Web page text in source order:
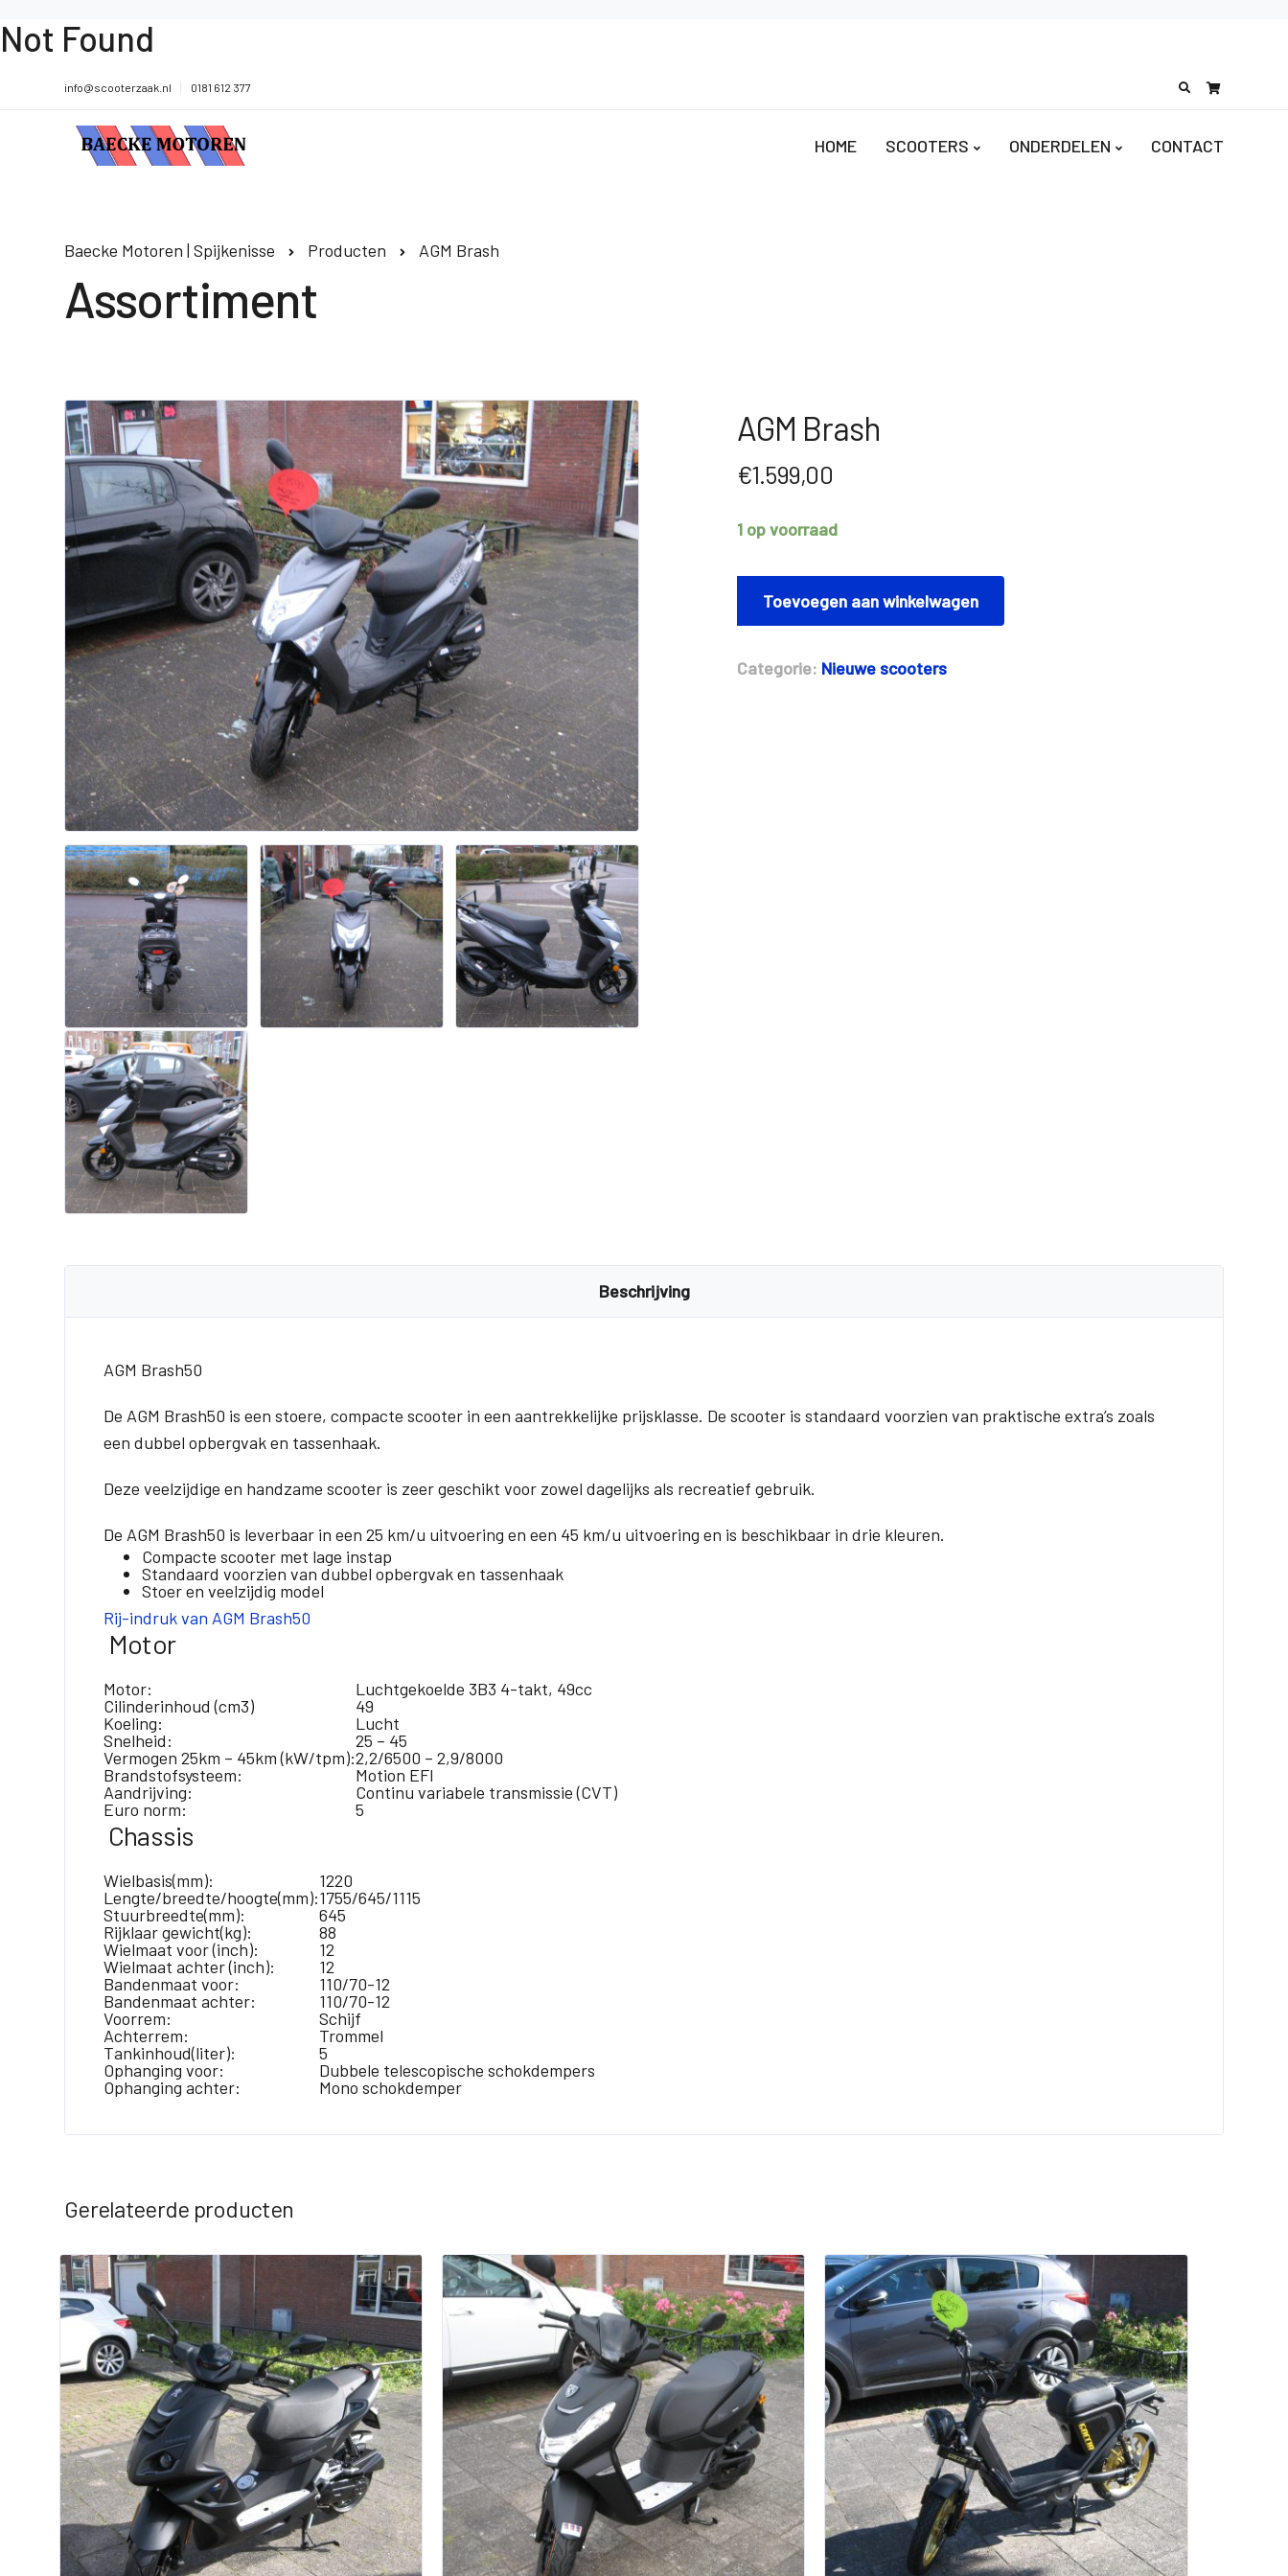
Not Found
Search
info@scooterzaak.nl 0181 612 377
HOME SCOOTERS ONDERDELEN CONTACT
Baecke Motoren | Spijkenisse Producten AGM Brash
Assortiment
AGM Brash
€1.599,00
1 op voorraad
BrashToevoegen aan winkelwagen
Categorie: Nieuwe scooters
Beschrijving
AGM Brash50
De AGM Brash50 is een stoere, compacte scooter in een aantrekkelijke prijsklasse. De scooter is standaard voorzien van praktische extra’s zoals
een dubbel opbergvak en tassenhaak.
Deze veelzijdige en handzame scooter is zeer geschikt voor zowel dagelijks als recreatief gebruik.
De AGM Brash50 is leverbaar in een 25 km/u uitvoering en een 45 km/u uitvoering en is beschikbaar in drie kleuren.
Compacte scooter met lage instap
Standaard voorzien van dubbel opbergvak en tassenhaak
Stoer en veelzijdig model
Rij-indruk van AGM Brash50
Motor
Motor:
Luchtgekoelde 3B3 4-takt, 49cc
Cilinderinhoud (cm3)
49
Koeling:
Lucht
Snelheid:
25 – 45
Vermogen 25km – 45km (kW/tpm):2,2/6500 – 2,9/8000
Brandstofsysteem:
Motion EFI
Aandrijving:
Continu variabele transmissie (CVT)
Euro norm:
5
Chassis
Wielbasis(mm):
1220
Lengte/breedte/hoogte(mm):1755/645/1115
Stuurbreedte(mm):
645
Rijklaar gewicht(kg):
88
Wielmaat voor (inch):
12
Wielmaat achter (inch):
12
Bandenmaat voor:
110/70-12
Bandenmaat achter:
110/70-12
Voorrem:
Schijf
Achterrem:
Trommel
Tankinhoud(liter):
5
Ophanging voor:
Dubbele telescopische schokdempers
Ophanging achter:
Mono schokdemper
Gerelateerde producten